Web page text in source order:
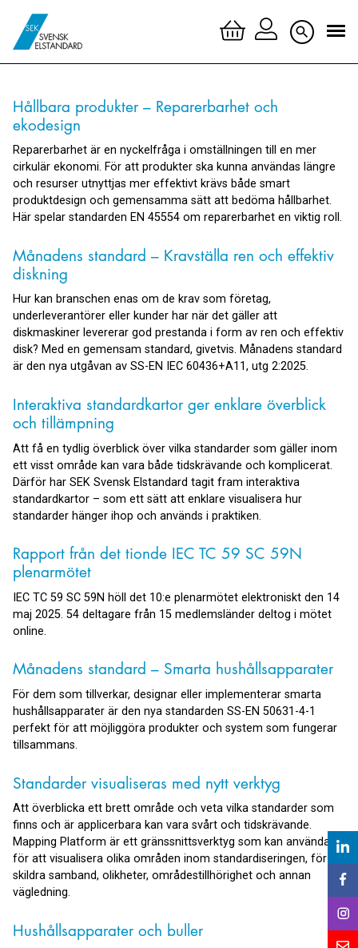
Hållbara produkter – Reparerbarhet och
ekodesign
Reparerbarhet är en nyckelfråga i omställningen till en mer
cirkulär ekonomi. För att produkter ska kunna användas längre
och resurser utnyttjas mer effektivt krävs både smart
produktdesign och gemensamma sätt att bedöma hållbarhet.
Här spelar standarden EN 45554 om reparerbarhet en viktig roll.
Månadens standard – Kravställa ren och effektiv
diskning
Hur kan branschen enas om de krav som företag,
underleverantörer eller kunder har när det gäller att
diskmaskiner levererar god prestanda i form av ren och effektiv
disk? Med en gemensam standard, givetvis. Månadens standard
är den nya utgåvan av SS-EN IEC 60436+A11, utg 2:2025.
Interaktiva standardkartor ger enklare överblick
och tillämpning
Att få en tydlig överblick över vilka standarder som gäller inom
ett visst område kan vara både tidskrävande och komplicerat.
Därför har SEK Svensk Elstandard tagit fram interaktiva
standardkartor – som ett sätt att enklare visualisera hur
standarder hänger ihop och används i praktiken.
Rapport från det tionde IEC TC 59 SC 59N
plenarmötet
IEC TC 59 SC 59N höll det 10:e plenarmötet elektroniskt den 14
maj 2025. 54 deltagare från 15 medlemsländer deltog i mötet
online.
Månadens standard – Smarta hushållsapparater
För dem som tillverkar, designar eller implementerar smarta
hushållsapparater är den nya standarden SS-EN 50631-4-1
perfekt för att möjliggöra produkter och system som fungerar
tillsammans.
Standarder visualiseras med nytt verktyg
Att överblicka ett brett område och veta vilka standarder som
finns och är applicerbara kan vara svårt och tidskrävande.
Mapping Platform är ett gränssnittsverktyg som kan användas
för att visualisera olika områden inom standardiseringen, för att
skildra samband, olikheter, områdestillhörighet och annan
vägledning.
Hushållsapparater och buller